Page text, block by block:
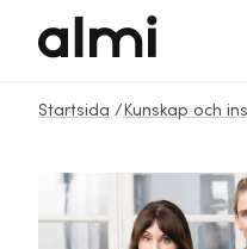
Startsida / Kunskap och